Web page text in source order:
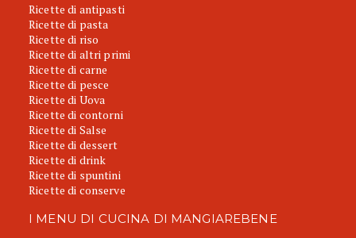
Ricette di antipasti
Ricette di pasta
Ricette di riso
Ricette di altri primi
Ricette di carne
Ricette di pesce
Ricette di Uova
Ricette di contorni
Ricette di Salse
Ricette di dessert
Ricette di drink
Ricette di spuntini
Ricette di conserve
I MENU DI CUCINA DI MANGIAREBENE